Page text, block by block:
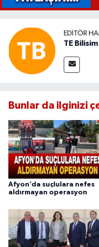
EDITÖR
TE Bilisim
Bunlar da ilginizi
Afyon’da suçlulara nefes
aldırmayan operasyon